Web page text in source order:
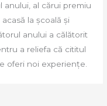
anului, al cărui premiu
la școală și
anului a călătorit
a reliefa că cititul
oferi noi experiențe.